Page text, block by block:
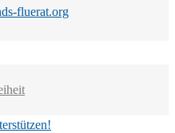
fluerat.org